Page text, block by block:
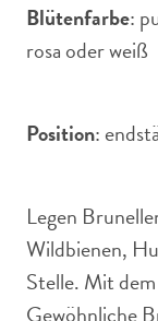
Blütenfarbe:
rosa oder weiß
Position:
Legen
Wildbienen,
Stelle. Mit
Gewöhnliche